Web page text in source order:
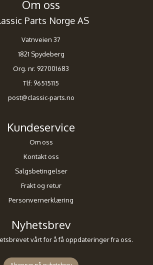
Om oss
Parts Norge AS
Vatnveien 37
1821 Spydeberg
Org. nr. 927001683
Tlf: 96515115
post@classic-parts.no
Kundeservice
Om oss
Kontakt oss
Salgsbetingelser
Frakt og retur
Personvernerklæring
Nyhetsbrev
vårt for å få oppdateringer fra oss.